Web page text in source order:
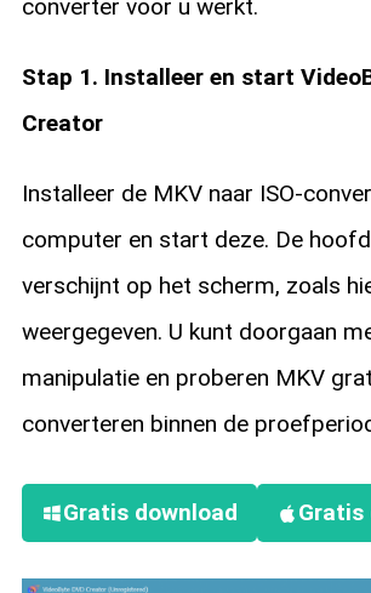
converter voor u werkt.
Stap 1. Installeer en start
Creator
Installeer de MKV naar ISO-
computer en start deze. De
verschijnt op het scherm, zoals
weergegeven. U kunt doorgaan
manipulatie en proberen MKV
converteren binnen de
Gratis download Gratis